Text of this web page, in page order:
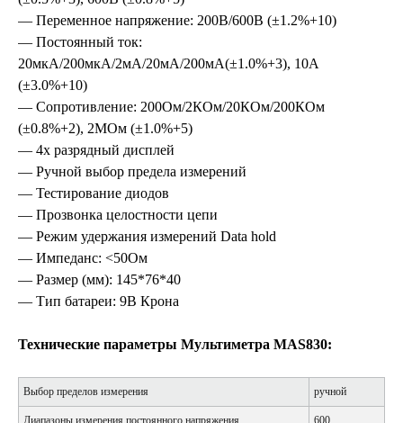
— Переменное напряжение: 200В/600В (±1.2%+10)
— Постоянный ток:
20мкА/200мкА/2мА/20мА/200мА(±1.0%+3), 10A
(±3.0%+10)
— Сопротивление: 200Ом/2КОм/20КОм/200КОм
(±0.8%+2), 2МОм (±1.0%+5)
— 4х разрядный дисплей
— Ручной выбор предела измерений
— Тестирование диодов
— Прозвонка целостности цепи
— Режим удержания измерений Data hold
— Импеданс: <50Ом
— Размер (мм): 145*76*40
— Тип батареи: 9В Крона
Технические параметры Мультиметра MAS830:
Выбор пределов измерения ручной
Диапазоны измерения постоянного напряжения 600